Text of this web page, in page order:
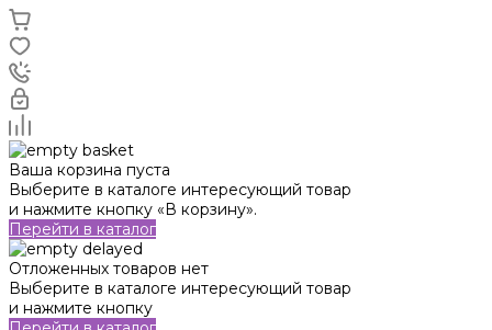
Ваша корзина пуста
Выберите в каталоге интересующий товар
и нажмите кнопку «В корзину».
Перейти в каталог
Отложенных товаров нет
Выберите в каталоге интересующий товар
и нажмите кнопку